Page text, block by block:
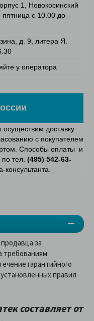
1, Новокосинский
с 10.00 до
д. 9, литера Я.
у оператора
доставку
с покупателем
Способы оплаты и
тел. (495) 542-63-
за
требованиям
гарантийного
правил
составляет от